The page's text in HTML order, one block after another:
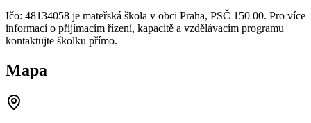
Ičo: 48134058 je mateřská škola v obci Praha, PSČ 150 00. Pro více
informací o přijímacím řízení, kapacitě a vzdělávacím programu
kontaktujte školku přímo.
Mapa